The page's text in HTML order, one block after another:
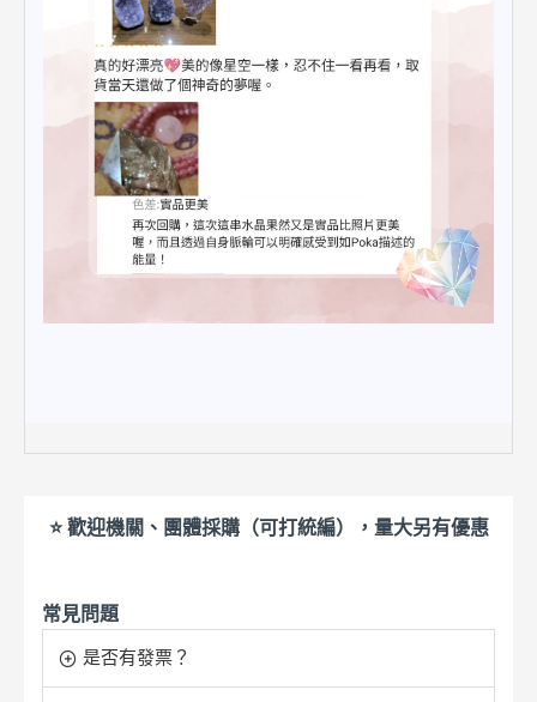
⭐ 歡迎機關、團體採購（可打統編），量大另有優惠
常見問題
是否有發票？